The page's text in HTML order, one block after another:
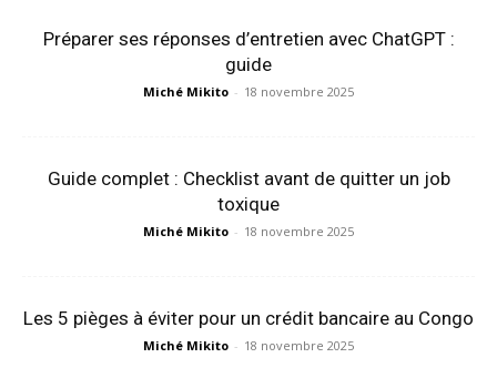
Préparer ses réponses d’entretien avec ChatGPT :
guide
Miché Mikito - 18 novembre 2025
Guide complet : Checklist avant de quitter un job
toxique
Miché Mikito - 18 novembre 2025
Les 5 pièges à éviter pour un crédit bancaire au Congo
Miché Mikito - 18 novembre 2025